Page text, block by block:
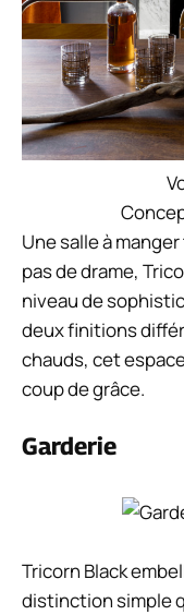
Une salle à
pas de drame,
niveau de
deux finitions
chauds, cet
coup de grâce.
Garderie
Tricorn Black
distinction simple